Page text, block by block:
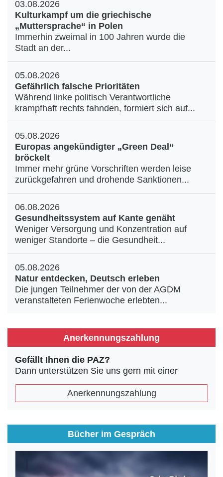
03.08.2026
Kulturkampf um die griechische
„Muttersprache“ in Polen
Immerhin zweimal in 100 Jahren wurde die
Stadt an der...
05.08.2026
Gefährlich falsche Prioritäten
Während linke politisch Verantwortliche
krampfhaft rechts fahnden, formiert sich auf...
05.08.2026
Europas angekündigter „Green Deal“
bröckelt
Immer mehr grüne Vorschriften werden leise
zurückgefahren und drohende Sanktionen...
06.08.2026
Gesundheitssystem auf Kante genäht
Weniger Versorgung und Konzentration auf
weniger Standorte – die Gesundheit...
05.08.2026
Natur entdecken, Deutsch erleben
Die jungen Teilnehmer der von der AGDM
veranstalteten Ferienwoche erlebten...
Anerkennungszahlung
Gefällt Ihnen die PAZ?
Dann unterstützen Sie uns gern mit einer
Anerkennungszahlung
Bücher im Gespräch